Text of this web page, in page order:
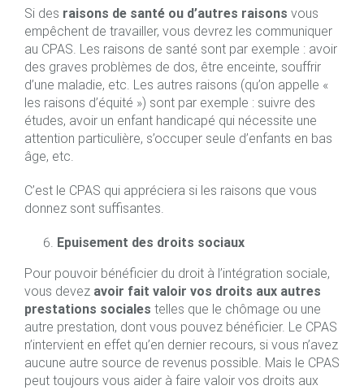
Si des raisons de santé ou d’autres raisons vous
empêchent de travailler, vous devrez les communiquer
au CPAS. Les raisons de santé sont par exemple : avoir
des graves problèmes de dos, être enceinte, souffrir
d’une maladie, etc. Les autres raisons (qu’on appelle «
les raisons d’équité ») sont par exemple : suivre des
études, avoir un enfant handicapé qui nécessite une
attention particulière, s’occuper seule d’enfants en bas
âge, etc.
C’est le CPAS qui appréciera si les raisons que vous
donnez sont suffisantes.
Epuisement des droits sociaux
Pour pouvoir bénéficier du droit à l’intégration sociale,
vous devez avoir fait valoir vos droits aux autres
prestations sociales telles que le chômage ou une
autre prestation, dont vous pouvez bénéficier. Le CPAS
n’intervient en effet qu’en dernier recours, si vous n’avez
aucune autre source de revenus possible. Mais le CPAS
peut toujours vous aider à faire valoir vos droits aux